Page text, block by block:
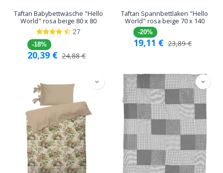
Taftan Babybettwäsche "Hello
World" rosa beige 80 x 80
27
-18%
20,39 € 24,88€
Taftan Spannbettlaken "Hello
World" rosa beige 70 x 140
-20%
19,11 € 23,89€